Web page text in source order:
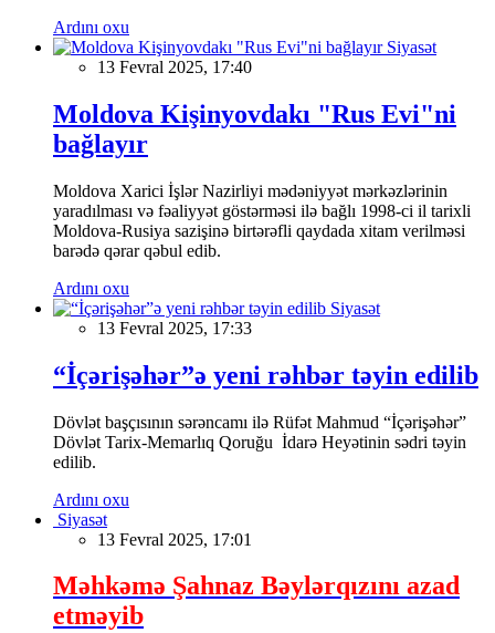
Ardını oxu
Siyasət
13 Fevral 2025, 17:40
Moldova Kişinyovdakı "Rus Evi"ni
bağlayır
Moldova Xarici İşlər Nazirliyi mədəniyyət mərkəzlərinin
yaradılması və fəaliyyət göstərməsi ilə bağlı 1998-ci il tarixli
Moldova-Rusiya sazişinə birtərəfli qaydada xitam verilməsi
barədə qərar qəbul edib.
Ardını oxu
Siyasət
13 Fevral 2025, 17:33
“İçərişəhər”ə yeni rəhbər təyin edilib
Dövlət başçısının sərəncamı ilə Rüfət Mahmud “İçərişəhər”
Dövlət Tarix-Memarlıq Qoruğu İdarə Heyətinin sədri təyin
edilib.
Ardını oxu
Siyasət
13 Fevral 2025, 17:01
Məhkəmə Şahnaz Bəylərqızını azad
etməyib